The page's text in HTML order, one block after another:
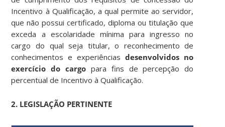
Incentivo à Qualificação, a qual permite ao servidor,
que não possui certificado, diploma ou titulação que
exceda a escolaridade mínima para ingresso no
cargo do qual seja titular, o reconhecimento de
conhecimentos e experiênciasdesenvolvidos no
exercício do cargo para fins de percepção do
percentual de Incentivo à Qualificação.
2. LEGISLAÇÃO PERTINENTE